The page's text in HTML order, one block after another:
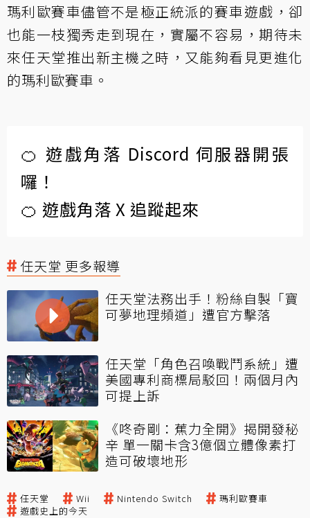
瑪利歐賽車儘管不是極正統派的賽車遊戲，卻
也能一枝獨秀走到現在，實屬不容易，期待未
來任天堂推出新主機之時，又能夠看見更進化
的瑪利歐賽車。
🍊 遊戲角落 Discord 伺服器開張
囉！
🍊 遊戲角落 X 追蹤起來
任天堂 更多報導
任天堂法務出手！粉絲自製「寶
可夢地理頻道」遭官方擊落
任天堂「角色召喚戰鬥系統」遭
美國專利商標局駁回！兩個月內
可提上訴
《咚奇剛：蕉力全開》揭開發秘
辛 單一關卡含3億個立體像素打
造可破壞地形
任天堂 Wii Nintendo Switch
瑪利歐賽車
遊戲史上的今天